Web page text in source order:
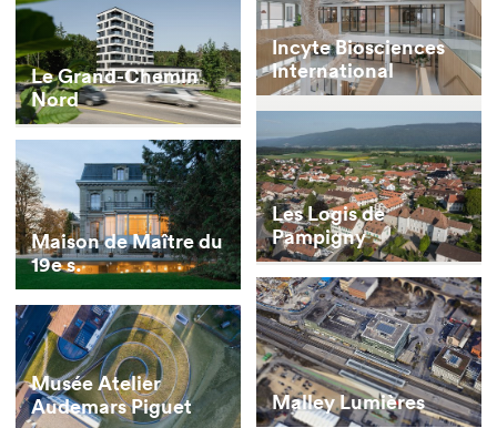
Incyte Biosciences
International
Le Grand-Chemin
Nord
Les Logis de
Pampigny
Maison de Maître du
19e s.
Malley Lumières
Musée Atelier
Audemars Piguet